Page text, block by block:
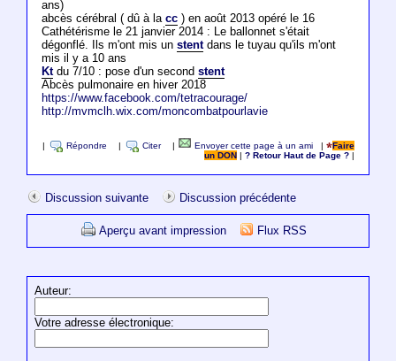
ans)
abcès cérébral ( dû à la cc) en août 2013 opéré le 16
Cathétérisme le 21 janvier 2014 : Le ballonnet s'était
dégonflé. Ils m'ont mis un stentdans le tuyau qu'ils m'ont
mis il y a 10 ans
Ktdu 7/10 : pose d'un second stent
Abcès pulmonaire en hiver 2018
https://www.facebook.com/tetracourage/
http://mvmclh.wix.com/moncombatpourlavie
Répondre Citer Envoyer cette page à un ami |
Faire
un DON
|? Retour Haut de Page ?
Discussion suivante Discussion précédente
Aperçu avant impression Flux RSS
Auteur:
Votre adresse électronique: